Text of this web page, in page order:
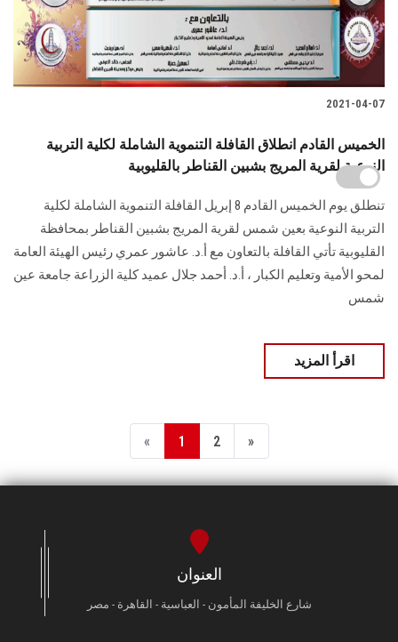
2021-04-07
الخميس القادم انطلاق القافلة التنموية الشاملة لكلية التربية
النوعية لقرية المريج بشبين القناطر بالقليوبية
تنطلق يوم الخميس القادم 8 إبريل القافلة التنموية الشاملة لكلية
التربية النوعية بعين شمس لقرية المريج بشبين القناطر بمحافظة
القليوبية تأتي القافلة بالتعاون مع أ.د. عاشور عمري رئيس الهيئة العامة
لمحو الأمية وتعليم الكبار ، أ.د. أحمد جلال عميد كلية الزراعة جامعة عين
شمس
اقرأ المزيد
« 1 2 »
العنوان
شارع الخليفة المأمون - العباسية - القاهرة - مصر